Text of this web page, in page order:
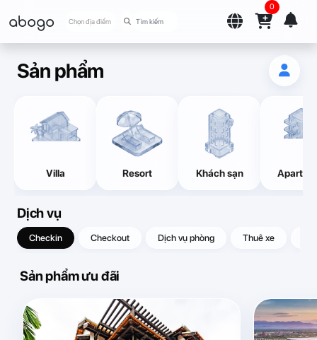
abogo Chọn địa điểm
0
Sản phẩm
Villa Resort Khách sạn
Dịch vụ
Checkin Checkout Dịch vụ phòng Thuê xe
Sản phẩm ưu đãi